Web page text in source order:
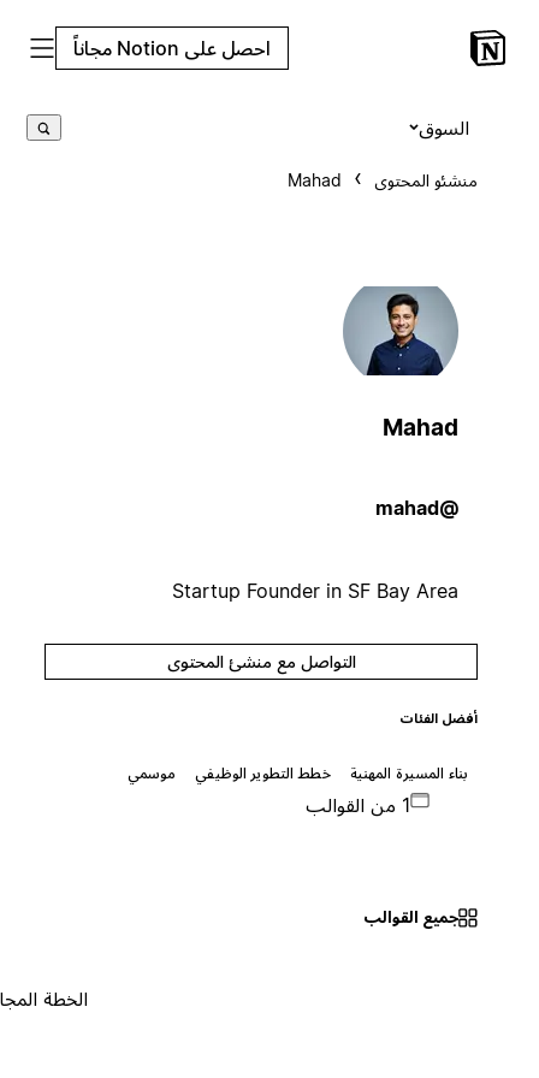
احصل على Notion مجاناً
منشئو المحتوى Mahad
Mahad
Startup Founder in SF Bay Area
التواصل مع منشئ المحتوى
أفضل الفئات
بناء المسيرة المهنية خطط التطوير الوظيفي موسمي
جميع القوالب
الخطة المجانية ٠